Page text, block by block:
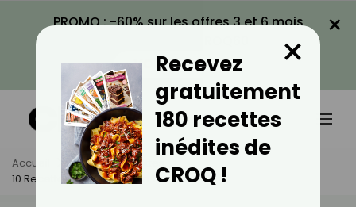
PROMO : -60% sur les offres 3 et 6 mois
VOIR LA PROMO
×
Accueil Actus
Recettes
10 Recettes Pour Un Midi En Télétravail
Recevez
gratuitement
180 recettes
inédites de
CROQ !
×